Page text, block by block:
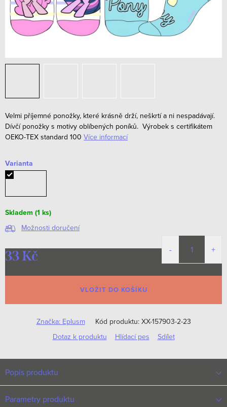
Velmi příjemné ponožky, které krásně drží, neškrtí a ni nespadávají.
Dívčí ponožky s motivy oblíbených poníků. Výrobek s certifikátem
OEKO-TEX standard 100 Více informací
Varianta
Skladem (1 ks)
Možnosti doručení
33 Kč
cena:
VLOŽIT DO KOŠÍKU
Značka: Eplusm Kód produktu: XX-157903-2-23
Dotaz k produktu
Hlídací pes Sdílet
Popis produktu
Parametry produktu